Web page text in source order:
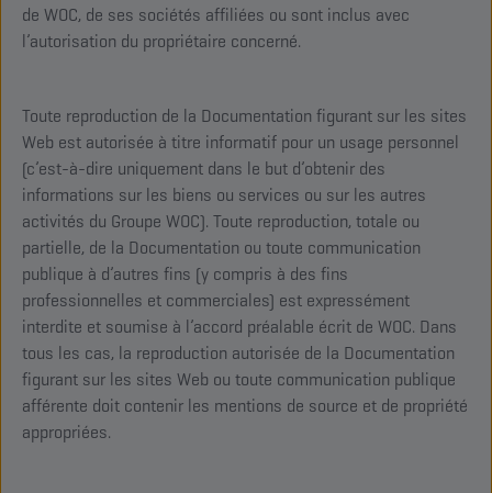
de WOC, de ses sociétés affiliées ou sont inclus avec
l’autorisation du propriétaire concerné.
Toute reproduction de la Documentation figurant sur les sites
Web est autorisée à titre informatif pour un usage personnel
(c’est-à-dire uniquement dans le but d’obtenir des
informations sur les biens ou services ou sur les autres
activités du Groupe WOC). Toute reproduction, totale ou
partielle, de la Documentation ou toute communication
publique à d’autres fins (y compris à des fins
professionnelles et commerciales) est expressément
interdite et soumise à l’accord préalable écrit de WOC. Dans
tous les cas, la reproduction autorisée de la Documentation
figurant sur les sites Web ou toute communication publique
afférente doit contenir les mentions de source et de propriété
appropriées.